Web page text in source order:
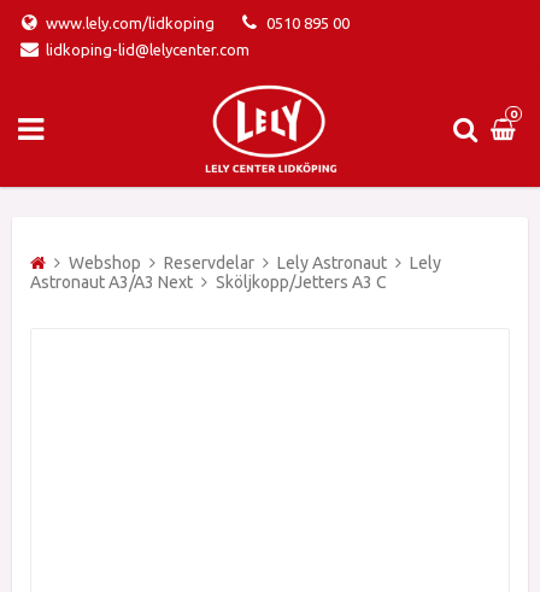
www.lely.com/lidkoping
0510 895 00
lidkoping-lid@lelycenter.com
0
Webshop Reservdelar Lely Astronaut
Lely
Astronaut A3/A3 Next
Sköljkopp/Jetters A3 C